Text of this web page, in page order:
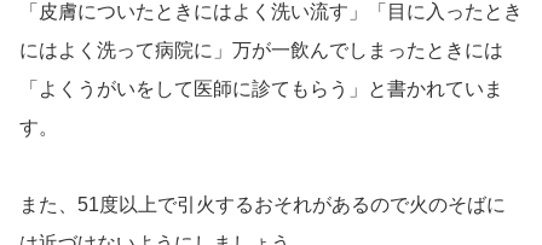
「皮膚についたときにはよく洗い流す」「目に入ったとき
にはよく洗って病院に」万が一飲んでしまったときには
「よくうがいをして医師に診てもらう」と書かれていま
す。
また、51度以上で引火するおそれがあるので火のそばに